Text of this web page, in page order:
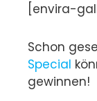
[envira-
Schon
Special
gewinnen!